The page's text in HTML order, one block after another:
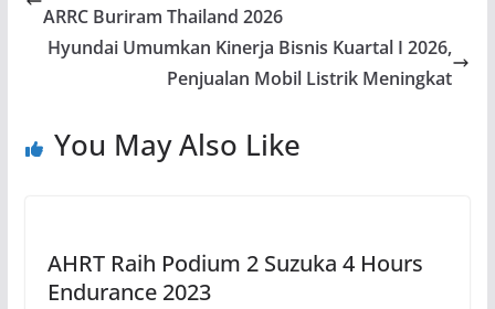
ARRC Buriram Thailand 2026
Hyundai Umumkan Kinerja Bisnis Kuartal I 2026,
Penjualan Mobil Listrik Meningkat
You May Also Like
AHRT Raih Podium 2 Suzuka 4 Hours
Endurance 2023